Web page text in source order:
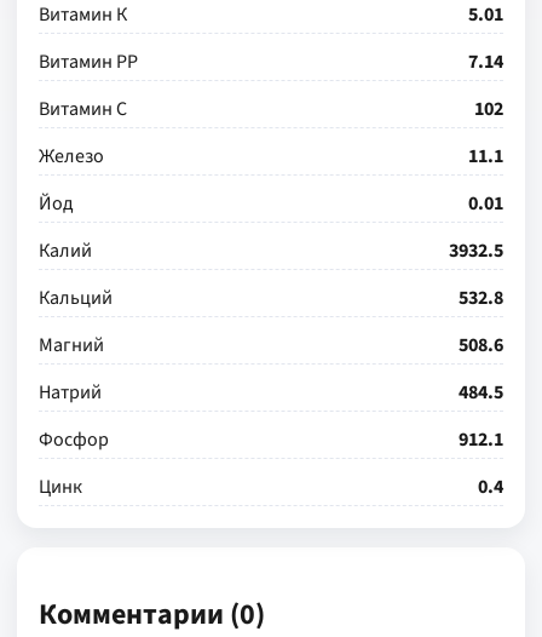
Витамин К
5.01
Витамин РР
7.14
Витамин С
102
Железо
11.1
Йод
0.01
Калий
3932.5
Кальций
532.8
Магний
508.6
Натрий
484.5
Фосфор
912.1
Цинк
0.4
Комментарии (0)